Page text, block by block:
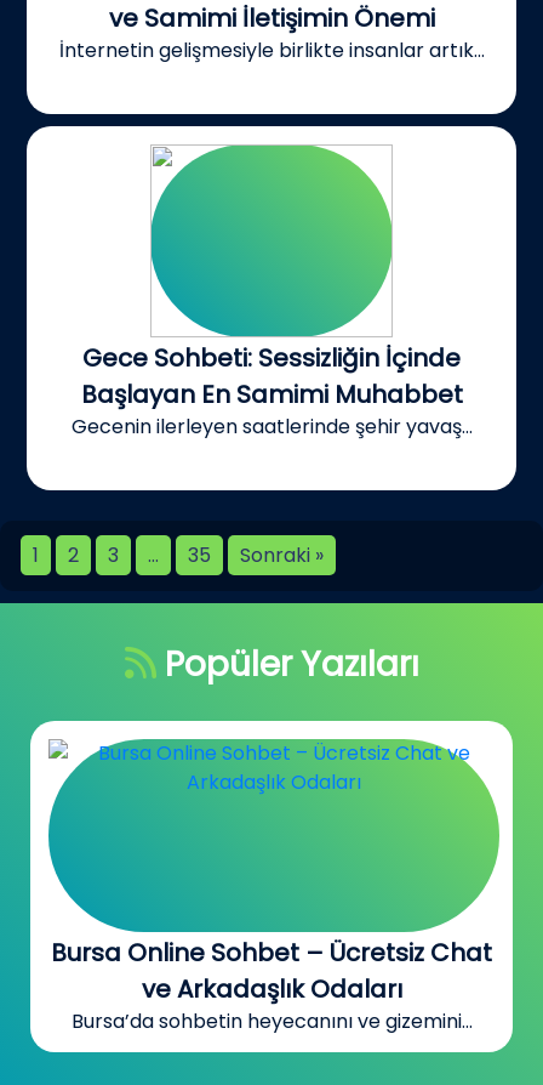
ve Samimi İletişimin Önemi
İnternetin gelişmesiyle birlikte insanlar artık...
Gece Sohbeti: Sessizliğin İçinde
Başlayan En Samimi Muhabbet
Gecenin ilerleyen saatlerinde şehir yavaş...
1 2 3 … 35 Sonraki »
Popüler Yazıları
Canada Sohbet Odaları –
Kanada’daki Türklerle Tanış, Konuş,
Yeni İnsanlar Bul
Kanada’da yaşayan Türkler için sohbet...